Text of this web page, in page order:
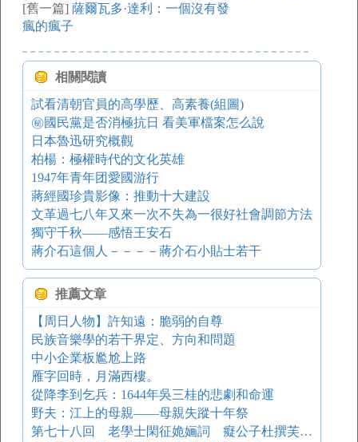
[舊一篇] 薩爾瓦多·達利：一個沒有發
瘋的瘋子
相關閱讀
試看清朝官員的高學歷、高素養(組圖)
㊙國民黨是否消極抗日 看美軍檔案怎么說
日本魯迅研究概觀
柏楊：極權時代的文化英雄
1947年青年团愛國游行
蔣經國珍貴影像：推動十大建設
文革過七八年又來一次不失為一很好社會調節方法
獨守千秋——感悟王安石
蔣介石這個人－－－－蔣介石小貼士若干
推薦文章
【周日人物】許知遠：脆弱的自尊
民族音樂學的若干界定、方向和問題
中小企業板尷尬上路
雁字回時，月滿西樓。
從降李到乞兵：1644年吳三桂的悲劇和命運
野夫：江上的母親——母親失蹤十年祭
第七十八回 老學士閑征姽婳詞 癡公子杜撰芙蓉誄